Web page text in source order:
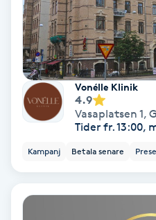
Medium
Megavolymfransar
Melasma
Vonélle Klinik
4.9
Vasaplatsen 1,
Tider fr. 13:00,
Kampanj Betala senare